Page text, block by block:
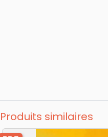
2012, le
Il est l’auteur
dans diverses
Produits similaires